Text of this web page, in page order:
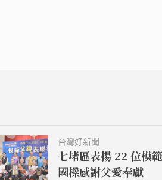
台灣好新聞
七堵區表揚 22 位模
國樑感謝父愛奉獻